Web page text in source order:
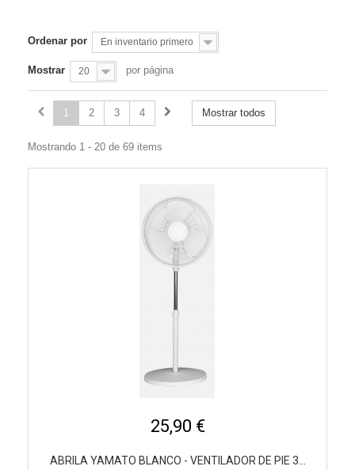
Ordenar por En inventario primero
Mostrar 20 por página
Mostrar todos
1 2 3 4
Mostrando 1 - 20 de 69 items
25,90 €
ABRILA YAMATO BLANCO - VENTILADOR DE PIE 3...